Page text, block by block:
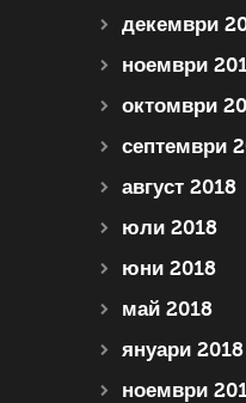
декември
ноември
октомври
септември
август 2018
юли 2018
юни 2018
май 2018
януари 2018
ноември